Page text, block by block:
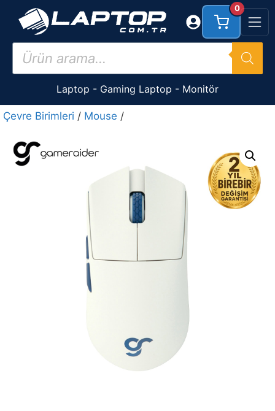
İçeriğe
Products
search
Laptop - Gaming Laptop - Monitör
0
Çevre Birimleri / Mouse /